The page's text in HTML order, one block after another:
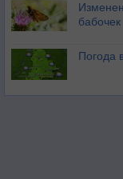
бабочек
Погода